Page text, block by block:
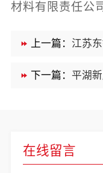
材料有限责任公
上一篇： 江苏东
下一篇： 平湖新
在线留言